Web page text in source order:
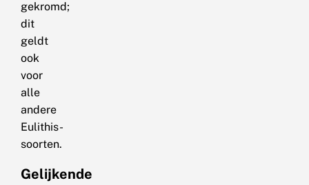
gekromd;
dit
geldt
ook
voor
alle
andere
Eulithis-
soorten.
Gelijkende